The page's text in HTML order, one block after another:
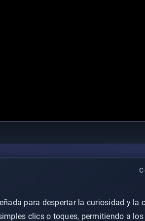
para despertar la curiosidad y la
clics o toques, permitiendo a